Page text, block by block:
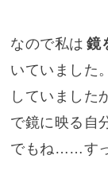
なので私は 鏡
いていました
していました
で鏡に映る自
でもね……すっ